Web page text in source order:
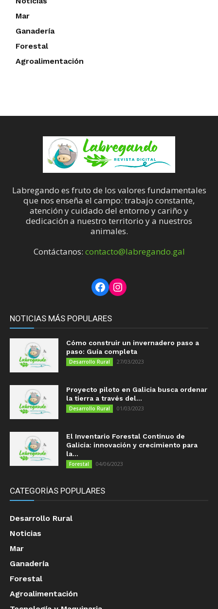
Mar
Ganadería
Forestal
Agroalimentación
Labregando es fruto de los valores fundamentales
que nos enseña el campo: trabajo constante,
atención y cuidado del entorno y cariño y
dedicación a nuestro territorio y a nuestros
animales.
Contáctanos: contacto@labregando.gal
Facebook
Instagram
NOTICIAS MÁS POPULARES
Cómo construir un invernadero paso a
paso: Guía completa
Desarrollo Rural 27/03/2023
Proyecto piloto en Galicia busca ordenar
la tierra a través del...
Desarrollo Rural 01/03/2023
El Inventario Forestal Continuo de
Galicia: innovación y crecimiento para
la...
Forestal 04/06/2023
CATEGORÍAS POPULARES
Desarrollo Rural
Noticias
Mar
Ganadería
Forestal
Agroalimentación